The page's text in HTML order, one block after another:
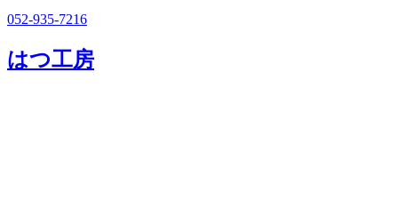
052-935-7216
はつ工房